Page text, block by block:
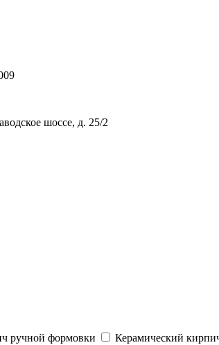
шоссе, д. 25/2
ручной формовки Керамический